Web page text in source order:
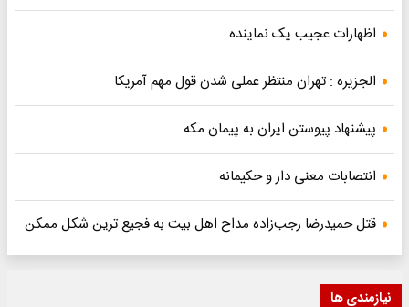
اظهارات عجیب یک نماینده
الجزیره : تهران منتظر عملی شدن قول مهم آمریکا
پیشنهاد پیوستن ایران به پیمان مکه
انتصابات معنی دار و حکیمانه
قتل حمیدرضا رجب‌زاده مداح اهل بیت به فجیع ترین شکل ممکن
نیازمندی ها